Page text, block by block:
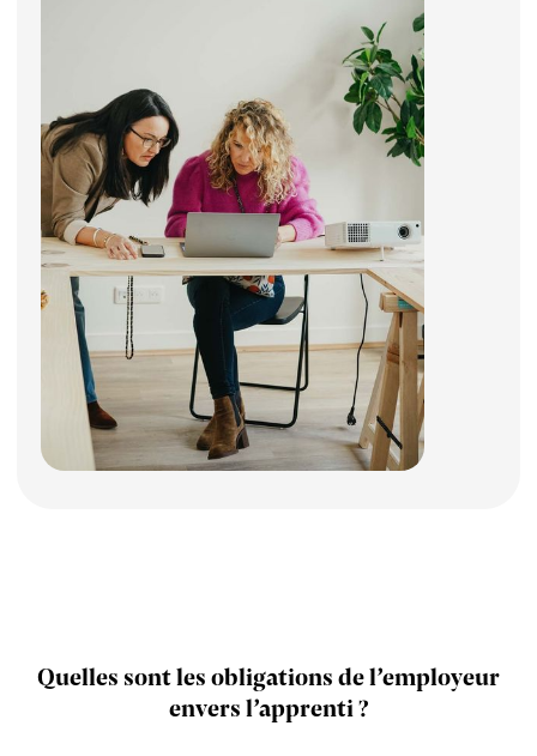
Quelles sont les obligations de l’employeur
envers l’apprenti ?